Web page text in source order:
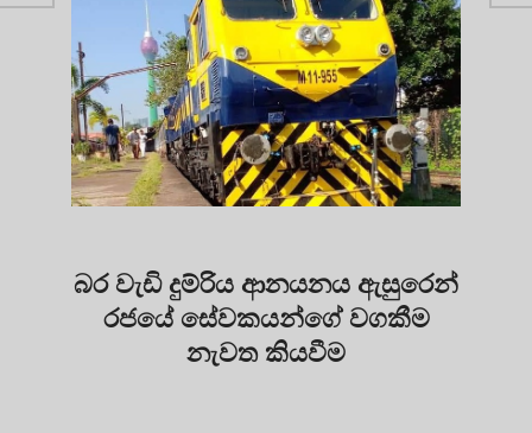
බර වැඩි දුම්රිය ආනයනය ඇසුරෙන්
රජයේ සේවකයන්ගේ වගකීම
නැවත කියවීම